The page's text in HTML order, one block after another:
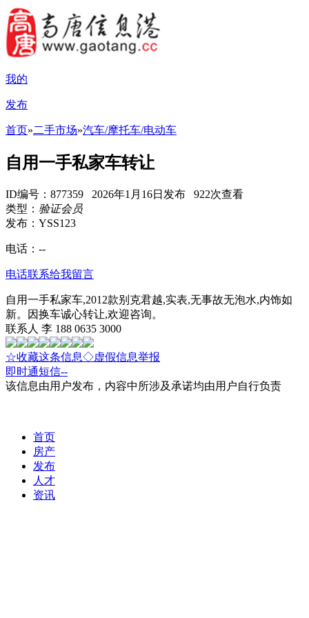
我的
发布
首页»二手市场»汽车/摩托车/电动车
自用一手私家车转让
ID编号：877359 2026年1月16日发布 922次查看
类型： 验证会员
发布：YSS123
电话： --
电话联系给我留言
自用一手私家车,2012款别克君越,实表,无事故无泡水,内饰如
新。因换车诚心转让,欢迎咨询。
联系人 李 188 0635 3000
☆收藏这条信息◇虚假信息举报
即时通短信--
该信息由用户发布，内容中所涉及承诺均由用户自行负责
首页
房产
发布
人才
资讯